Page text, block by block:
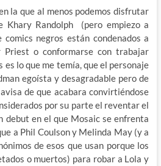
la que al menos podemos disfrutar
Khary Randolph (pero empiezo a
negros están condenados a
Priest o conformarse con trabajar
es lo que me temía, que el personaje
egoísta y desagradable pero de
de que acabara convirtiéndose
por su parte el reventar el
debut en el que Mosaic se enfrenta
a Phil Coulson y Melinda May (y a
de esos que usan porque los
o muertos) para robar a Lola y